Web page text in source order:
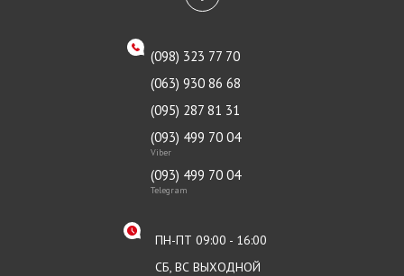
(098) 323 77 70
(063) 930 86 68
(095) 287 81 31
(093) 499 70 04
Viber
(093) 499 70 04
Telegram
ПН-ПТ 09:00 - 16:00
СБ, ВС ВЫХОДНОЙ